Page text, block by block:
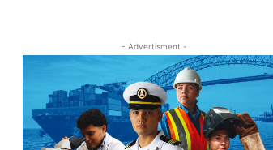
- Advertisment -